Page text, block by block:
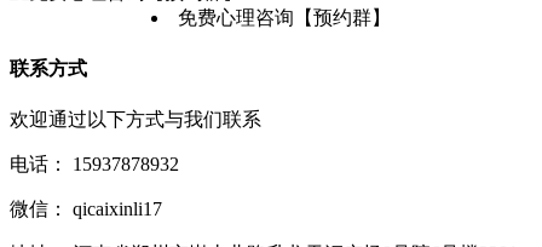
免费心理咨询【预约群】
联系方式
欢迎通过以下方式与我们联系
电话： 15937878932
微信： qicaixinli17